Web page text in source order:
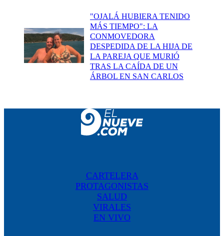
"OJALÁ HUBIERA TENIDO
MÁS TIEMPO": LA
CONMOVEDORA
DESPEDIDA DE LA HIJA DE
LA PAREJA QUE MURIÓ
TRAS LA CAÍDA DE UN
ÁRBOL EN SAN CARLOS
CARTELERA
PROTAGONISTAS
SALUD
VIRALES
EN VIVO